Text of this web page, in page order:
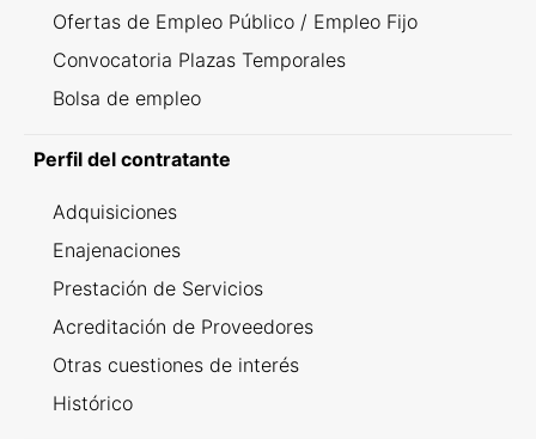
Ofertas de Empleo Público / Empleo Fijo
Convocatoria Plazas Temporales
Bolsa de empleo
Perfil del contratante
Adquisiciones
Enajenaciones
Prestación de Servicios
Acreditación de Proveedores
Otras cuestiones de interés
Histórico